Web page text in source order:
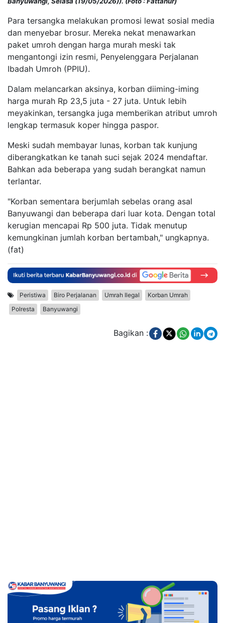
Para tersangka melakukan promosi lewat sosial media
dan menyebar brosur. Mereka nekat menawarkan
paket umroh dengan harga murah meski tak
mengantongi izin resmi, Penyelenggara Perjalanan
Ibadah Umroh (PPIU).
Dalam melancarkan aksinya, korban diiming-iming
harga murah Rp 23,5 juta - 27 juta. Untuk lebih
meyakinkan, tersangka juga memberikan atribut umroh
lengkap termasuk koper hingga paspor.
Meski sudah membayar lunas, korban tak kunjung
diberangkatkan ke tanah suci sejak 2024 mendaftar.
Bahkan ada beberapa yang sudah berangkat namun
terlantar.
"Korban sementara berjumlah sebelas orang asal
Banyuwangi dan beberapa dari luar kota. Dengan total
kerugian mencapai Rp 500 juta. Tidak menutup
kemungkinan jumlah korban bertambah," ungkapnya.
(fat)
Peristiwa Biro Perjalanan Umrah Ilegal
Korban Umrah
Polresta
Banyuwangi
Bagikan :